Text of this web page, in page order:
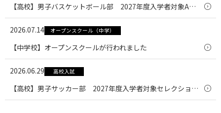
【高校】男子バスケットボール部 2027年度入学者対象AC-TRY実施のお知らせ
2026.07.14 オープンスクール（中学）
【中学校】オープンスクールが行われました
2026.06.29 高校入試
【高校】男子サッカー部 2027年度入学者対象セレクションのお知らせ